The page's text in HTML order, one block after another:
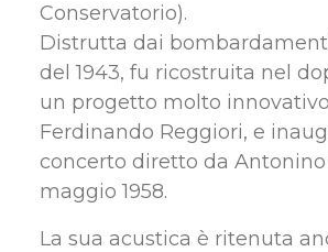
Conservatorio).
Distrutta dai
del 1943, fu ricostruita nel
un progetto molto innovativo
Ferdinando Reggiori, e
concerto diretto da Antonino
maggio 1958.
La sua acustica è ritenuta